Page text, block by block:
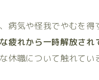
病気や怪我でやむを得
疲れから一時解放さ
休職について触れてい